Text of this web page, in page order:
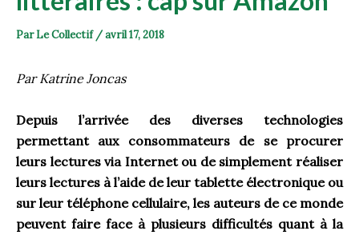
ParLe Collectif /avril 17, 2018
Par Katrine Joncas
Depuis l’arrivée des diverses technologies
permettant aux consommateurs de se procurer
leurs lectures via Internet ou de simplement réaliser
leurs lectures à l’aide de leur tablette électronique ou
sur leur téléphone cellulaire, les auteurs de ce monde
peuvent faire face à plusieurs difficultés quant à la